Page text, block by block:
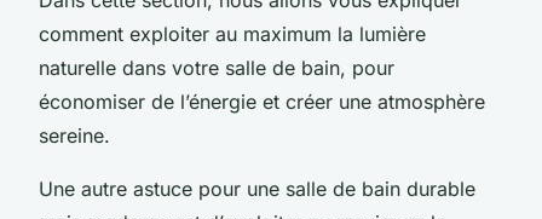
comment exploiter au maximum la lumière
naturelle dans votre salle de bain, pour
économiser de l’énergie et créer une atmosphère
sereine.
Une autre astuce pour une salle de bain durable